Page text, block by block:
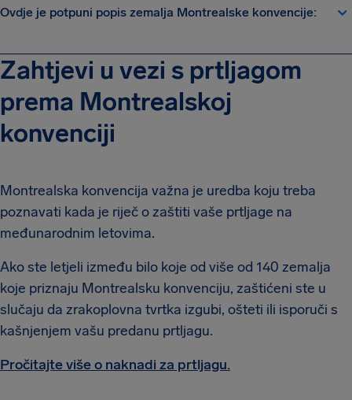
Ovdje je potpuni popis zemalja Montrealske konvencije:
Zahtjevi u vezi s prtljagom
prema Montrealskoj
konvenciji
Montrealska konvencija važna je uredba koju treba
poznavati kada je riječ o zaštiti vaše prtljage na
međunarodnim letovima.
Ako ste letjeli između bilo koje od više od 140 zemalja
koje priznaju Montrealsku konvenciju, zaštićeni ste u
slučaju da zrakoplovna tvrtka izgubi, ošteti ili isporuči s
kašnjenjem vašu predanu prtljagu.
Pročitajte više o naknadi za prtljagu.